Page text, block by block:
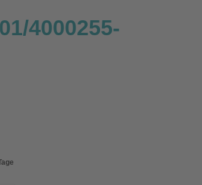
4000255-